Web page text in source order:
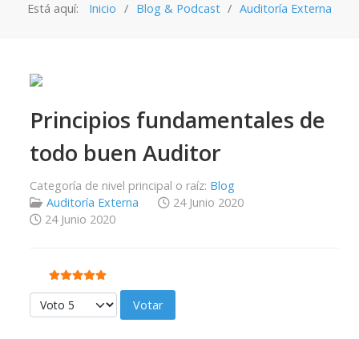
Está aquí: Inicio Blog & Podcast Auditoría Externa
Principios fundamentales de
todo buen Auditor
Categoría de nivel principal o raíz: Blog
Auditoría Externa
24 Junio 2020
24 Junio 2020
Ratio:5/5
Por favor, vote